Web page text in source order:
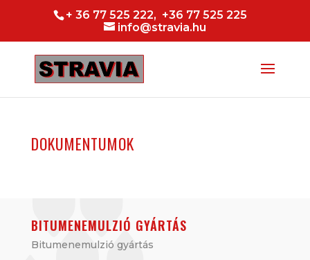
+ 36 77 525 222, +36 77 525 225
info@stravia.hu
DOKUMENTUMOK
BITUMENEMULZIÓ GYÁRTÁS
Bitumenemulzió gyártás